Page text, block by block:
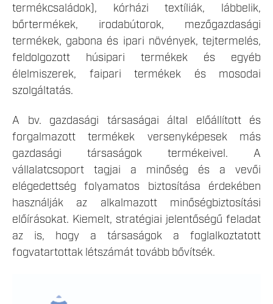
termékcsaládok), kórházi textíliák, lábbelik,
bőrtermékek, irodabútorok, mezőgazdasági
termékek, gabona és ipari növények, tejtermelés,
feldolgozott húsipari termékek és egyéb
élelmiszerek, faipari termékek és mosodai
szolgáltatás.
A bv. gazdasági társaságai által előállított és
forgalmazott termékek versenyképesek más
gazdasági társaságok termékeivel. A
vállalatcsoport tagjai a minőség és a vevői
elégedettség folyamatos biztosítása érdekében
használják az alkalmazott minőségbiztosítási
előírásokat. Kiemelt, stratégiai jelentőségű feladat
az is, hogy a társaságok a foglalkoztatott
fogvatartottak létszámát tovább bővítsék.